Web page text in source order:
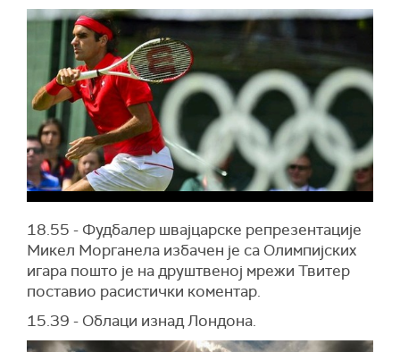
18.55 - Фудбалер швајцарске репрезентације
Микел Морганела избачен је са Олимпијских
игара пошто је на друштвеној мрежи Твитер
поставио расистички коментар.
15.39 - Облаци изнад Лондона.